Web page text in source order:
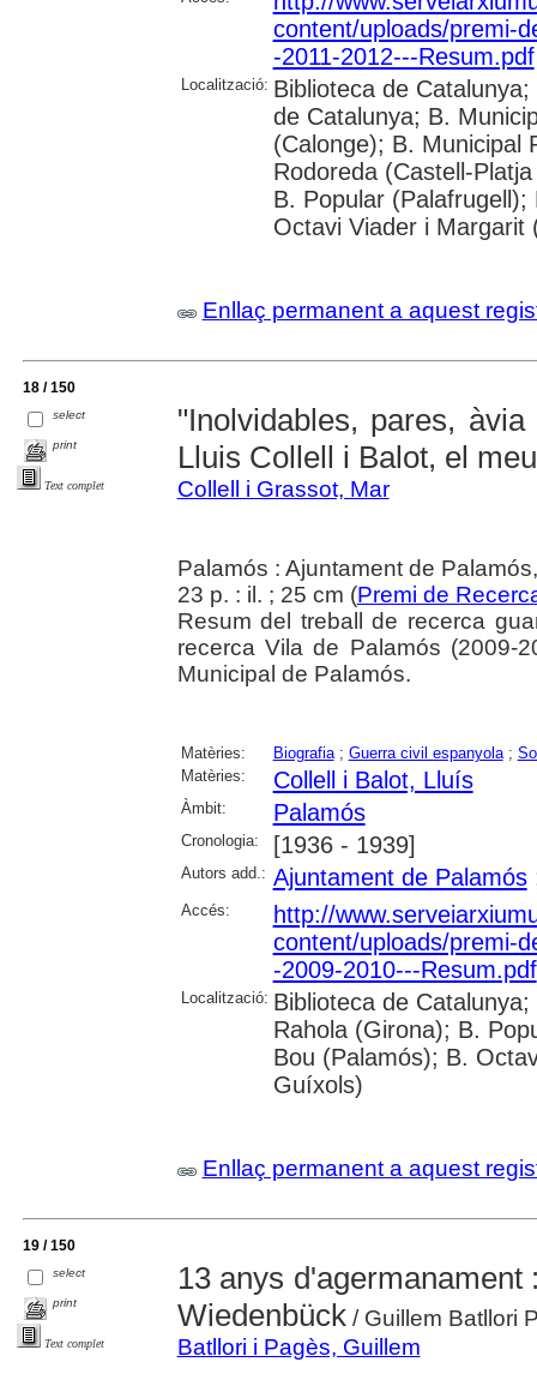
content/uploads/premi-
-2011-2012---Resum.pdf
Localització: Biblioteca de
de Catalunya; B.
(Calonge); B. Municipal
Rodoreda (Castell-
B. Popular
Octavi Viader i Margarit
Enllaç permanent a aquest
18 / 150
select
print
Text complet
"Inolvidables, pares,
Lluis Collell i Balot, el
Collell i Grassot, Mar
Palamós : Ajuntament de
23 p. : il. ; 25 cm (Premi de
Resum del treball de recerca
recerca Vila de Palamós (2009-
Municipal de Palamós.
Matèries: Biografia; Guerra civil espanyola;
Matèries:
Collell i Balot, Lluís
Àmbit: Palamós
Cronologia: [1936 - 1939]
Autors add.: Ajuntament de Palamós
Accés:
http://
content/uploads/premi-
-2009-2010---Resum.pdf
Localització: Biblioteca de
Rahola (Girona); B.
Bou (Palamós); B.
Guíxols)
Enllaç permanent a aquest
19 / 150
select
print
Text complet
13 anys
Wiedenbück/ Guillem Batllori
Batllori i Pagès, Guillem